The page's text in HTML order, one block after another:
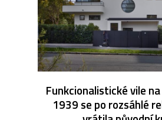
Funkcionalistické vile
1939 se po rozsáhlé